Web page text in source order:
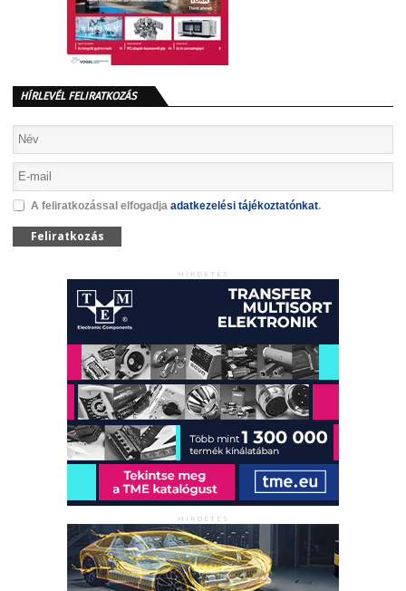
HÍRLEVÉL FELIRATKOZÁS
A feliratkozással elfogadja adatkezelési tájékoztatónkat.
Feliratkozás
HIRDETÉS
HIRDETÉS